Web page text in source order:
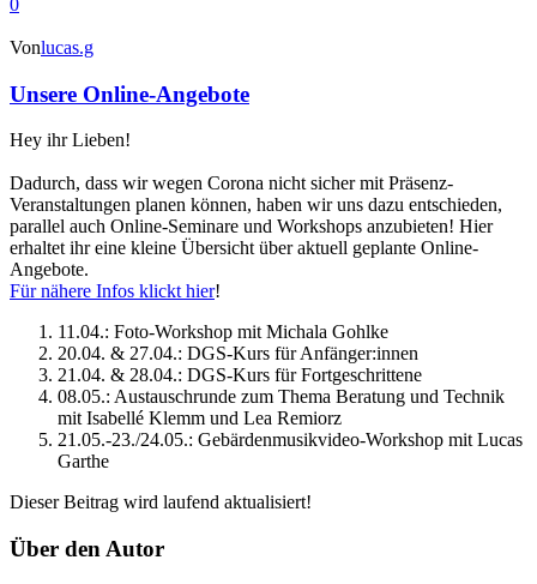
Vonlucas.g
Unsere Online-Angebote
Hey ihr Lieben!
Dadurch, dass wir wegen Corona nicht sicher mit Präsenz-
Veranstaltungen planen können, haben wir uns dazu entschieden,
parallel auch Online-Seminare und Workshops anzubieten! Hier
erhaltet ihr eine kleine Übersicht über aktuell geplante Online-
Angebote.
Für nähere Infos klickt hier!
11.04.: Foto-Workshop mit Michala Gohlke
20.04. & 27.04.: DGS-Kurs für Anfänger:innen
21.04. & 28.04.: DGS-Kurs für Fortgeschrittene
08.05.: Austauschrunde zum Thema Beratung und Technik
mit Isabellé Klemm und Lea Remiorz
21.05.-23./24.05.: Gebärdenmusikvideo-Workshop mit Lucas
Garthe
Dieser Beitrag wird laufend aktualisiert!
Über den Autor